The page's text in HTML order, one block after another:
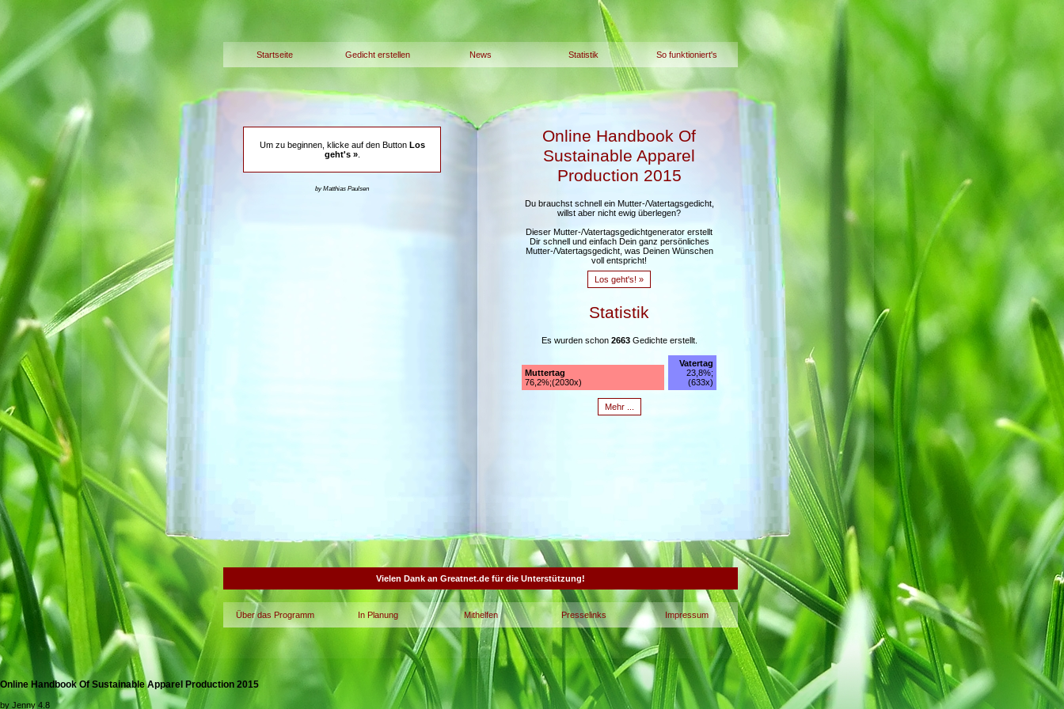
Startseite Gedicht erstellen News Statistik So funktioniert's
Um zu beginnen, klicke auf den Button Los
geht's ».
by Matthias Paulsen
Online Handbook Of
Sustainable Apparel
Production 2015
Du brauchst schnell ein Mutter-/Vatertagsgedicht,
willst aber nicht ewig überlegen?
Dieser Mutter-/Vatertagsgedichtgenerator erstellt
Dir schnell und einfach Dein ganz persönliches
Mutter-/Vatertagsgedicht, was Deinen Wünschen
voll entspricht!
Los geht's! »
Statistik
Es wurden schon 2663Gedichte erstellt.
Muttertag
76,2%;(2030x)
Vatertag
23,8%;
(633x)
Mehr ...
Vielen Dank an Greatnet.de für die Unterstützung!
Über das Programm In Planung Mithelfen Presselinks Impressum
Online Handbook Of Sustainable Apparel Production 2015
by Jenny 4.8